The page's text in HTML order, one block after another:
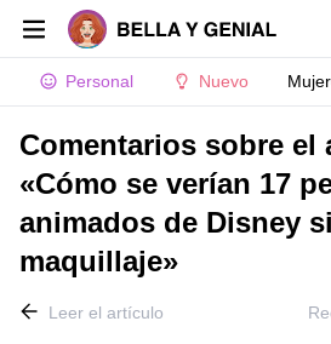
Personal Nuevo
Comentarios sobre el
«Cómo se verían 17
animados de Disney
maquillaje»
Leer el artículo